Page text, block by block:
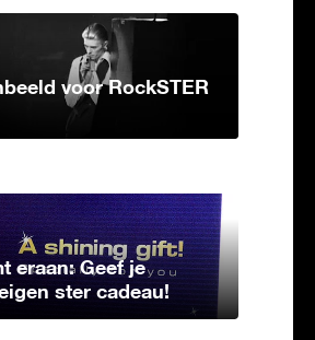
voor RockSTER
eraan: Geef je
ster cadeau!